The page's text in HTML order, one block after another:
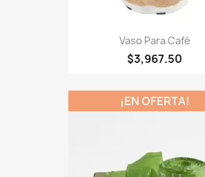
Vaso Para Café
$3,967.50
¡EN OFERTA!